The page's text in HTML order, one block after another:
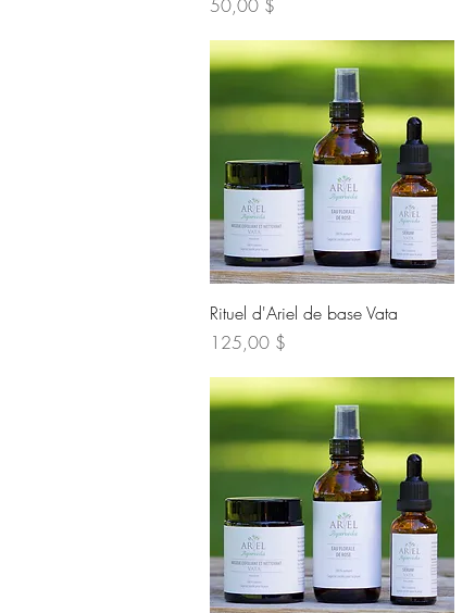
50,00 $
Aperçu rapide
Rituel d'Ariel de base Vata
Prix
125,00 $